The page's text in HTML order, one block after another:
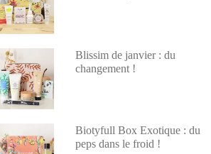
Blissim de janvier : du
changement !
Biotyfull Box Exotique : du
peps dans le froid !